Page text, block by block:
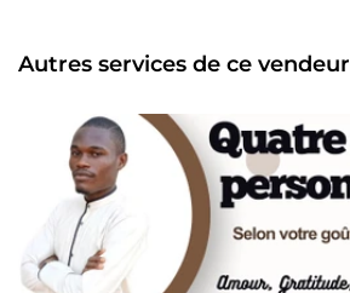
Autres services de ce vendeur